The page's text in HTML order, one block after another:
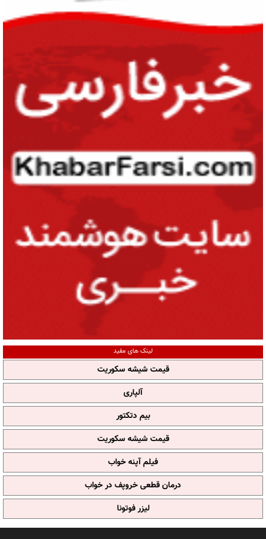
لینک های مفید
قیمت شیشه سکوریت
آلپاری
بیم دتکتور
قیمت شیشه سکوریت
فیلم آپنه خواب
درمان قطعی خروپف در خواب
لیزر فوتونا